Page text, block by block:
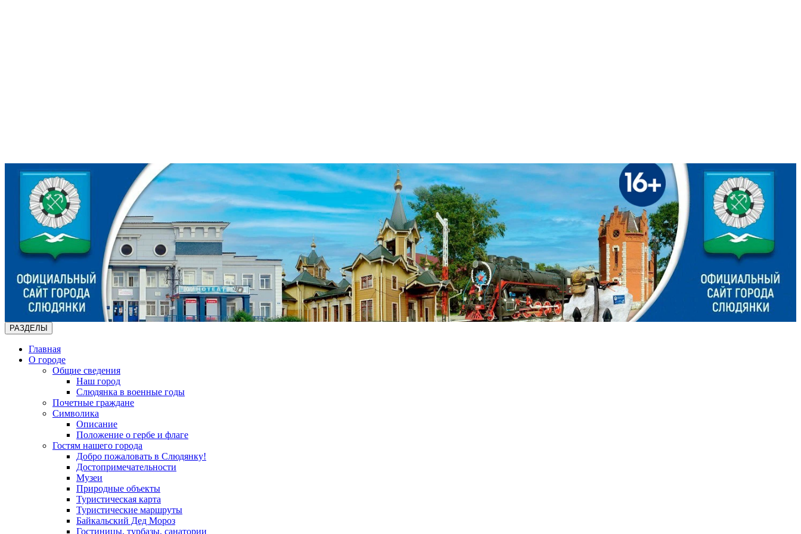
РАЗДЕЛЫ
Главная
О городе
Общие сведения
Наш город
Слюдянка в военные годы
Почетные граждане
Символика
Описание
Положение о гербе и флаге
Гостям нашего города
Добро пожаловать в Слюдянку!
Достопримечательности
Музеи
Природные объекты
Туристическая карта
Туристические маршруты
Байкальский Дед Мороз
Гостиницы, турбазы, санатории